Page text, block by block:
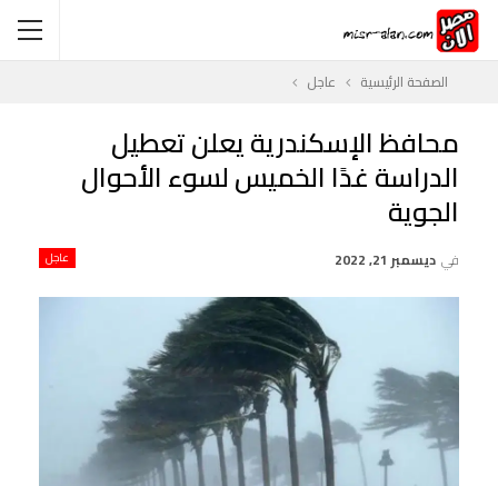
الصفحة الرئيسية عاجل
محافظ الإسكندرية يعلن تعطيل
الدراسة غدًا الخميس لسوء الأحوال
الجوية
عاجل في ديسمبر 21, 2022